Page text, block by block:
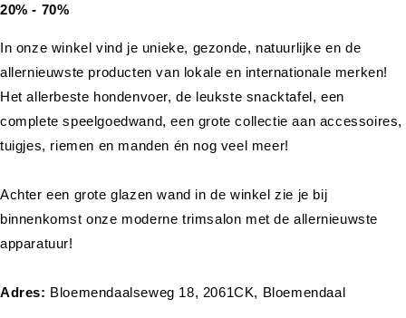
20% - 70%
In onze winkel vind je unieke, gezonde, natuurlijke en de
allernieuwste producten van lokale en internationale merken!
Het allerbeste hondenvoer, de leukste snacktafel, een
complete speelgoedwand, een grote collectie aan accessoires,
tuigjes, riemen en manden én nog veel meer!
Achter een grote glazen wand in de winkel zie je bij
binnenkomst onze moderne trimsalon met de allernieuwste
apparatuur!
Adres: Bloemendaalseweg 18, 2061CK, Bloemendaal